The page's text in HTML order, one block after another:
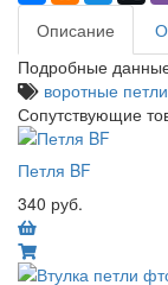
Описание
Подробные
воротные
Сопутствующие
Петля BF
340 руб.